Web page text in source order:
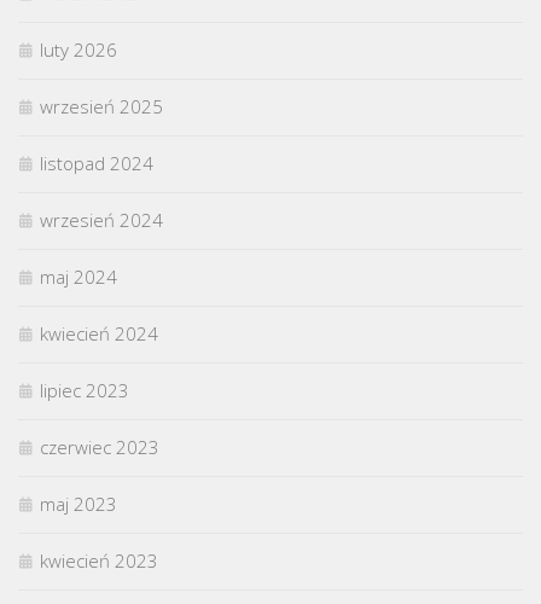
luty 2026
wrzesień 2025
listopad 2024
wrzesień 2024
maj 2024
kwiecień 2024
lipiec 2023
czerwiec 2023
maj 2023
kwiecień 2023